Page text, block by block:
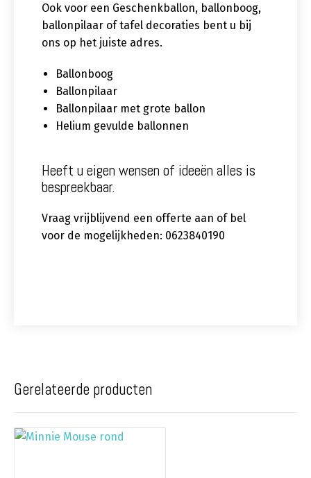
Ook voor een Geschenkballon, ballonboog,
ballonpilaar of tafel decoraties bent u bij
ons op het juiste adres.
Ballonboog
Ballonpilaar
Ballonpilaar met grote ballon
Helium gevulde ballonnen
Heeft u eigen wensen of ideeën alles is
bespreekbaar.
Vraag vrijblijvend een offerte aan of bel
voor de mogelijkheden: 0623840190
Gerelateerde producten